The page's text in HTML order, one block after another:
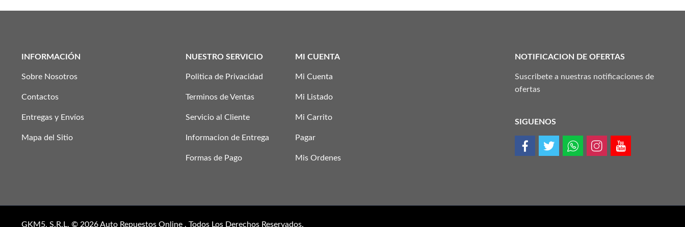
INFORMACIÓN
Sobre Nosotros
Contactos
Entregas y Envíos
Mapa del Sitio
NUESTRO SERVICIO
Politica de Privacidad
Terminos de Ventas
Servicio al Cliente
Informacion de Entrega
Formas de Pago
MI CUENTA
Mi Cuenta
Mi Listado
Mi Carrito
Pagar
Mis Ordenes
NOTIFICACION DE OFERTAS
Suscribete a nuestras notificaciones de
ofertas
SIGUENOS
GKM5, S.R.L. © 2026Auto Repuestos Online . Todos Los Derechos Reservados.